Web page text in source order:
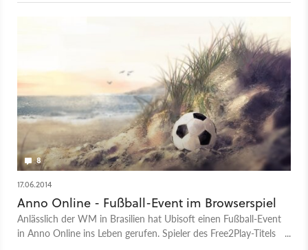
8
17.06.2014
Anno Online - Fußball-Event im Browserspiel
Anlässlich der WM in Brasilien hat Ubisoft einen Fußball-Event
in Anno Online ins Leben gerufen. Spieler des Free2Play-Titels